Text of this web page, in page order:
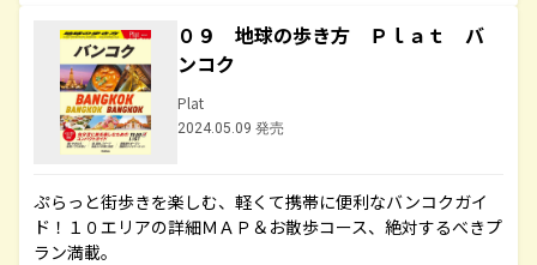
０９ 地球の歩き方 Ｐｌａｔ バ
ンコク
Plat
2024.05.09 発売
ぷらっと街歩きを楽しむ、軽くて携帯に便利なバンコクガイ
ド！１０エリアの詳細ＭＡＰ＆お散歩コース、絶対するべきプ
ラン満載。